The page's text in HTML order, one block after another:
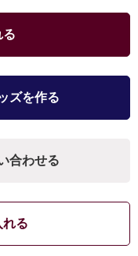
る
ズを作る
合わせる
れる